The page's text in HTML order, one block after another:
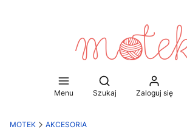
Menu
Otwórz wyszukiwarkę
Szukaj Zaloguj się
MOTEK AKCESORIA